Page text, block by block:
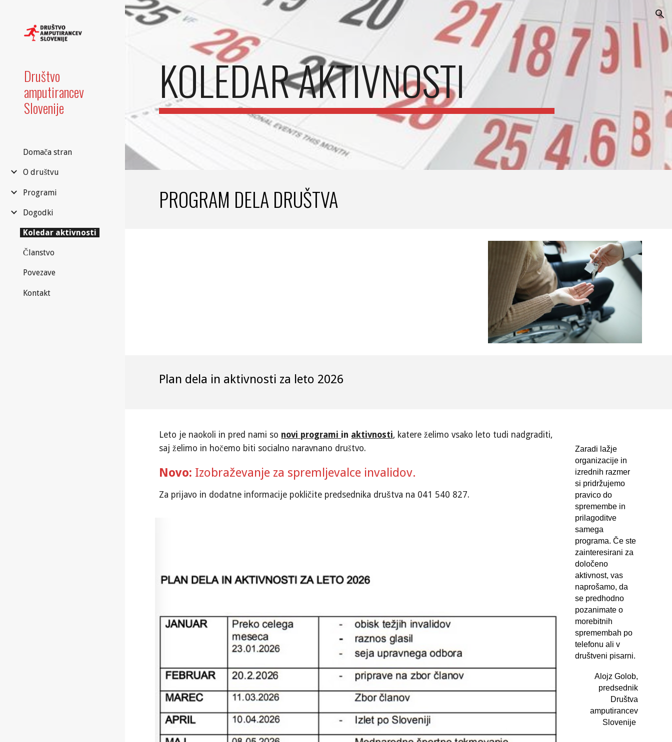
Skip to navigation
Društvo
amputirancev
Slovenije
Domača stran
O društvu
Programi
Dogodki
Koledar aktivnosti
Članstvo
Povezave
Kontakt
KOLEDAR AKTIVNOSTI
PROGRAM DELA DRUŠTVA
Plan dela in aktivnosti za leto 2026
Leto je naokoli in pred nami so novi programi in aktivnosti, katere želimo vsako leto tudi nadgraditi,
saj želimo in hočemo biti socialno naravnano društvo.
Novo: Izobraževanje za spremljevalce invalidov.
Za prijavo in dodatne informacije pokličite predsednika društva na 041 540 827.
Zaradi lažje
organizacije in
izrednih razmer
si pridržujemo
pravico do
spremembe in
prilagoditve
samega
programa. Če ste
zainteresirani za
določeno
aktivnost, vas
naprošamo, da
se predhodno
pozanimate o
morebitnih
spremembah po
telefonu ali v
društveni pisarni.
Alojz Golob,
predsednik
Društva
amputirancev
Slovenije